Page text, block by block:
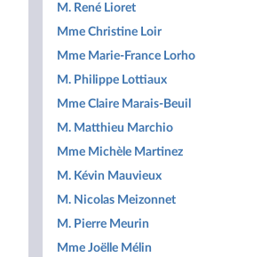
M. René Lioret
Mme Christine Loir
Mme Marie-France Lorho
M. Philippe Lottiaux
Mme Claire Marais-Beuil
M. Matthieu Marchio
Mme Michèle Martinez
M. Kévin Mauvieux
M. Nicolas Meizonnet
M. Pierre Meurin
Mme Joëlle Mélin